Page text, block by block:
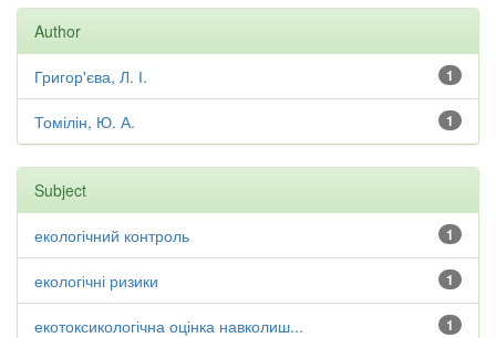
Author
1
Григор'єва, Л. І.
1
Томілін, Ю. А.
Subject
1
екологічний контроль
1
екологічні ризики
1
екотоксикологічна оцінка навколиш...